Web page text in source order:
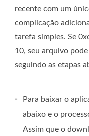
recente com um
complicação
tarefa simples. Se
10, seu arquivo
seguindo as etapas
-
Para baixar o
abaixo e o
Assim que o